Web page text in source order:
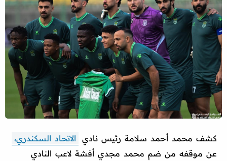
كشف محمد أحمد سلامة رئيس نادي
الاتحاد السكندري،
عن موقفه من ضم محمد مجدي أفشة لاعب النادي